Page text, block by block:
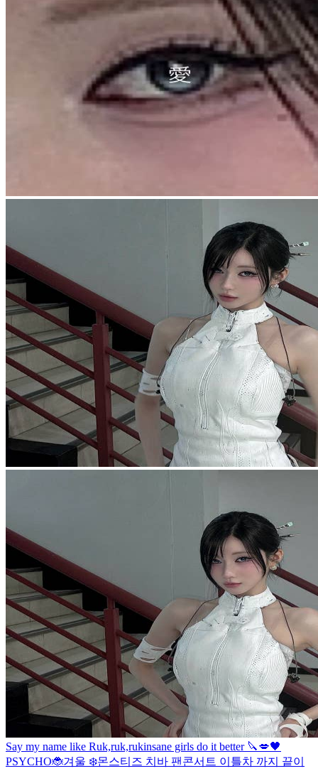
Say my name like Ruk,ruk,rukinsane girls do it better 🔪💋🖤
PSYCHO🐞겨울 ❄️몬스티즈 치바 팬콘서트 이틀차 까지 끝이